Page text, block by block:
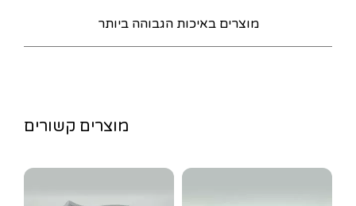
מוצרים באיכות הגבוהה ביותר
מוצרים קשורים